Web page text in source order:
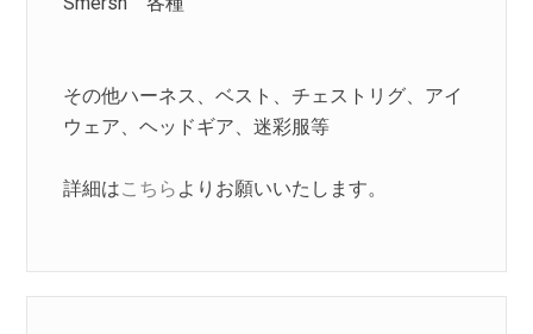
その他ハーネス、ベスト、チェストリグ、アイ
ウェア、ヘッドギア、迷彩服等
詳細はこちら よりお願いいたします。